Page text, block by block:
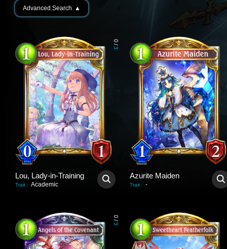
Advanced Search ▲
0
/
3
Lou, Lady-in-Training
Trait : Academic
Azurite Maiden
Trait : -
0
/
3